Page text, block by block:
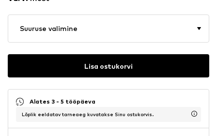
Suuruse valimine
Lisa ostukorvi
Alates 3 - 5 tööpäeva
Lõplik eeldatav tarneaeg kuvatakse Sinu ostukorvis.